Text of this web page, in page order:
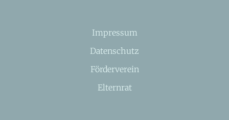
Impressum
Datenschutz
Förderverein
Elternrat